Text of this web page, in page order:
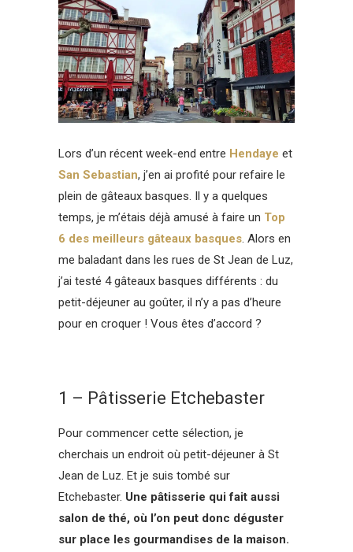
Lors d’un récent week-end entre Hendaye et
San Sebastian, j’en ai profité pour refaire le
plein de gâteaux basques. Il y a quelques
temps, je m’étais déjà amusé à faire un Top
6 des meilleurs gâteaux basques. Alors en
me baladant dans les rues de St Jean de Luz,
j’ai testé 4 gâteaux basques différents : du
petit-déjeuner au goûter, il n’y a pas d’heure
pour en croquer ! Vous êtes d’accord ?
1 – Pâtisserie Etchebaster
Pour commencer cette sélection, je
cherchais un endroit où petit-déjeuner à St
Jean de Luz. Et je suis tombé sur
Etchebaster. Une pâtisserie qui fait aussi
salon de thé, où l’on peut donc déguster
sur place les gourmandises de la maison.